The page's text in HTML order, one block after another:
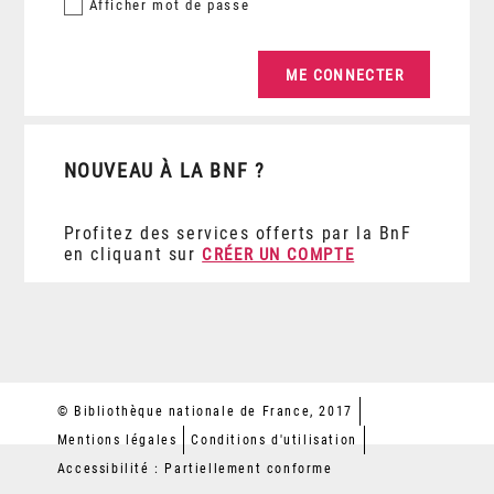
Afficher mot de passe
NOUVEAU À LA BNF ?
Profitez des services offerts par la BnF
en cliquant sur CRÉER UN COMPTE
© Bibliothèque nationale de France, 2017
Mentions légales
Conditions d'utilisation
Accessibilité : Partiellement conforme